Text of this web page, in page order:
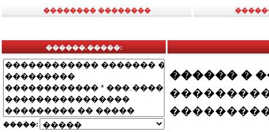
�������� ��������
������.�����:
�����:
������ �